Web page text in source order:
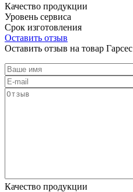
Качество продукции
Уровень сервиса
Срок изготовления
Оставить отзыв
Оставить отзыв на товар Гарсес
Качество продукции